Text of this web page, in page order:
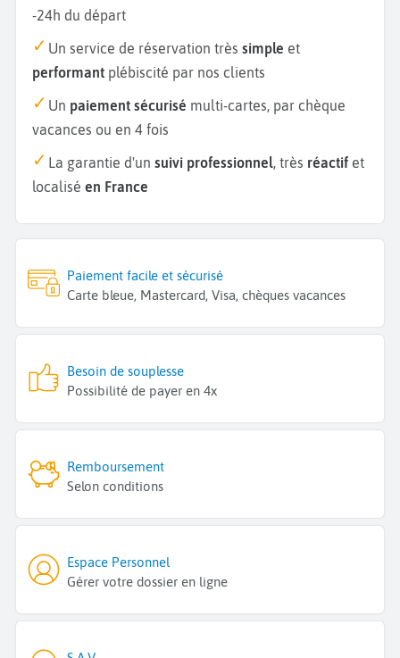
-24h du départ
Un service de réservation très simple et
performant plébiscité par nos clients
Un paiement sécurisé multi-cartes, par chèque
vacances ou en 4 fois
La garantie d'un suivi professionnel, très réactif et
localisé en France
Paiement facile et sécurisé
Carte bleue, Mastercard, Visa, chèques vacances
Besoin de souplesse
Possibilité de payer en 4x
Remboursement
Selon conditions
Espace Personnel
Gérer votre dossier en ligne